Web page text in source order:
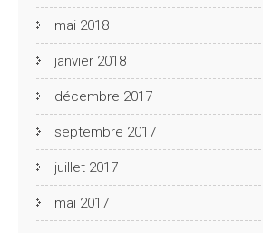
mai 2018
janvier 2018
décembre 2017
septembre 2017
juillet 2017
mai 2017